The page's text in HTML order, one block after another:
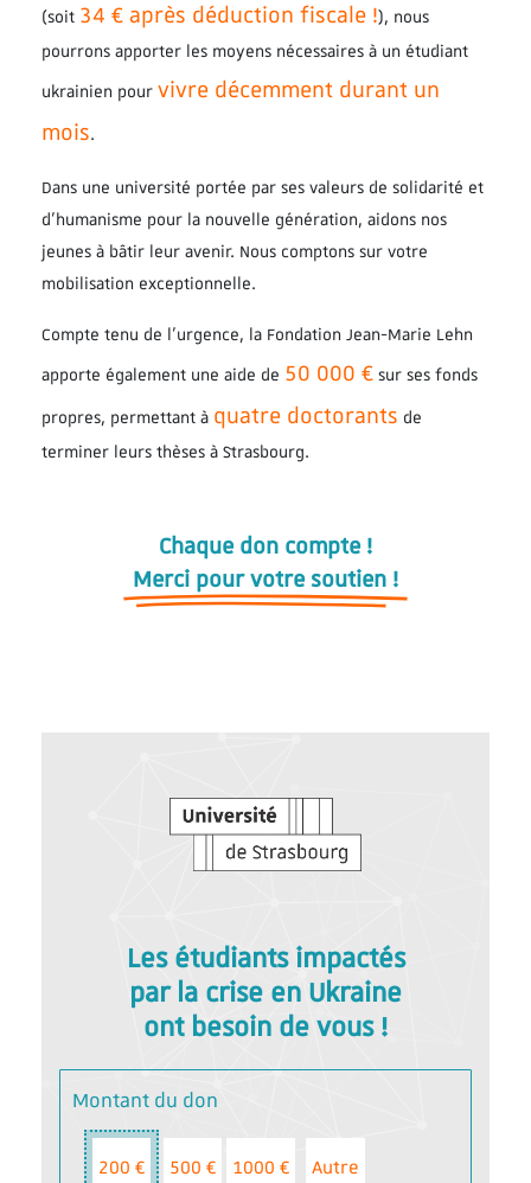
(soit 34 € après déduction fiscale !), nous
pourrons apporter les moyens nécessaires à un étudiant
ukrainien pour vivre décemment durant un
mois.
Dans une université portée par ses valeurs de solidarité et
d’humanisme pour la nouvelle génération, aidons nos
jeunes à bâtir leur avenir. Nous comptons sur votre
mobilisation exceptionnelle.
Compte tenu de l’urgence, la Fondation Jean-Marie Lehn
apporte également une aide de 50 000 € sur ses fonds
propres, permettant à quatre doctorants de
terminer leurs thèses à Strasbourg.
Chaque don compte !
Merci pour votre soutien !
Les étudiants impactés
par la crise en Ukraine
ont besoin de vous !
Montant du don
200 € 500 € 1000 € Autre